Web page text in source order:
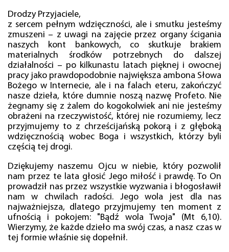
Drodzy Przyjaciele,
z sercem pełnym wdzięczności, ale i smutku jesteśmy
zmuszeni – z uwagi na zajęcie przez organy ścigania
naszych kont bankowych, co skutkuje brakiem
materialnych środków potrzebnych do dalszej
działalności – po kilkunastu latach pięknej i owocnej
pracy jako prawdopodobnie największa ambona Słowa
Bożego w Internecie, ale i na falach eteru, zakończyć
nasze dzieła, które dumnie noszą nazwę Profeto. Nie
żegnamy się z żalem do kogokolwiek ani nie jesteśmy
obrażeni na rzeczywistość, której nie rozumiemy, lecz
przyjmujemy to z chrześcijańską pokorą i z głęboką
wdzięcznością wobec Boga i wszystkich, którzy byli
częścią tej drogi.
Dziękujemy naszemu Ojcu w niebie, który pozwolił
nam przez te lata głosić Jego miłość i prawdę. To On
prowadził nas przez wszystkie wyzwania i błogosławił
nam w chwilach radości. Jego wola jest dla nas
najważniejsza, dlatego przyjmujemy ten moment z
ufnością i pokojem: "Bądź wola Twoja" (Mt 6,10).
Wierzymy, że każde dzieło ma swój czas, a nasz czas w
tej formie właśnie się dopełnił.